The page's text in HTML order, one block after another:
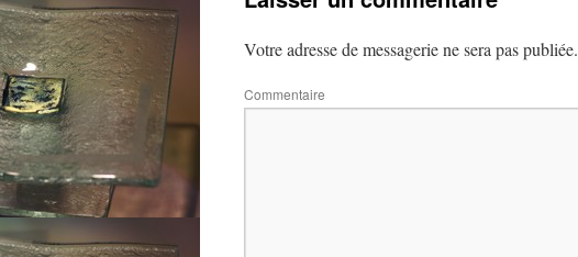
Votre adresse de messagerie ne sera pas publiée.
Commentaire